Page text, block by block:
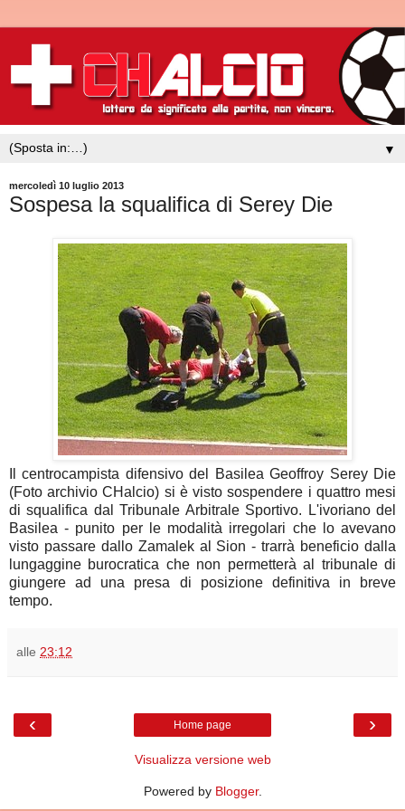
▼
mercoledì 10 luglio 2013
Sospesa la squalifica di Serey Die
Il centrocampista difensivo del Basilea Geoffroy Serey Die
(Foto archivio CHalcio) si è visto sospendere i quattro mesi
di squalifica dal Tribunale Arbitrale Sportivo. L'ivoriano del
Basilea - punito per le modalità irregolari che lo avevano
visto passare dallo Zamalek al Sion - trarrà beneficio dalla
lungaggine burocratica che non permetterà al tribunale di
giungere ad una presa di posizione definitiva in breve
tempo.
alle 23:12
‹ ›
Home page
Visualizza versione web
Powered by Blogger.